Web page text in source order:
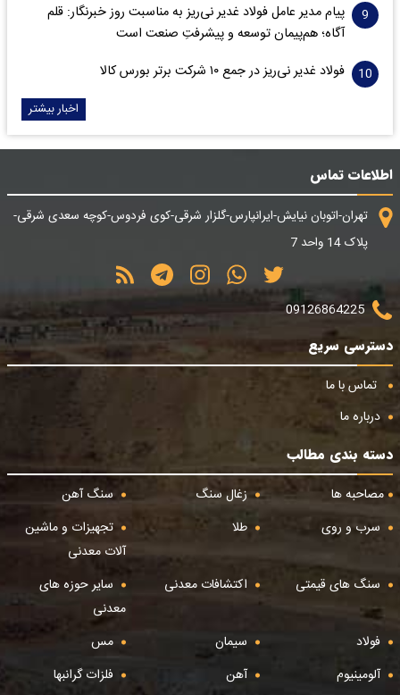
پیام مدیر عامل فولاد غدیر نی‌ریز به مناسبت روز خبرنگار: قلم
آگاه؛ هم‌پیمان توسعه و پیشرفتِ صنعت است
فولاد غدیر نی‌ریز در جمع ۱۰ شرکت برتر بورس کالا
اخبار بیشتر
اطلاعات تماس
تهران-اتوبان نیایش-ایرانپارس-گلزار شرقی-کوی فردوس-کوچه سعدی شرقی-
پلاک 14 واحد 7
09126864225
دسترسی سریع
تماس با ما
درباره ما
دسته بندی مطالب
مصاحبه ها
زغال سنگ
سنگ آهن
سرب و روی
طلا
تجهیزات و ماشین
آلات معدنی
سنگ های قیمتی
اکتشافات معدنی
سایر حوزه های
معدنی
فولاد
سیمان
مس
آلومینیوم
آهن فلزات گرانبها